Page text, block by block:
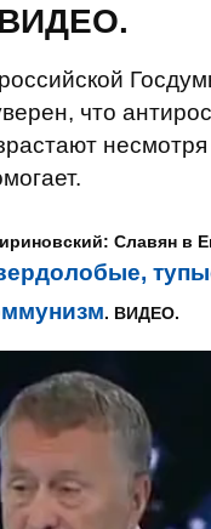
что
несмотря
Славян в
. ВИДЕО.